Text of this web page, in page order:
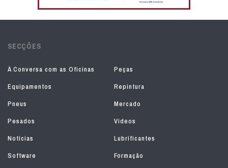
SECÇÕES
À Conversa com as Oficinas
Peças
Equipamentos
Repintura
Pneus
Mercado
Pesados
Vídeos
Notícias
Lubrificantes
Software
Formação